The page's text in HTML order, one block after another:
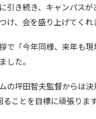
引き続き、キャンパス
け、会を盛り上げてくれ
で「今年同様、来年も
した。
の坪田智夫監督からは
ことを目標に頑張りま